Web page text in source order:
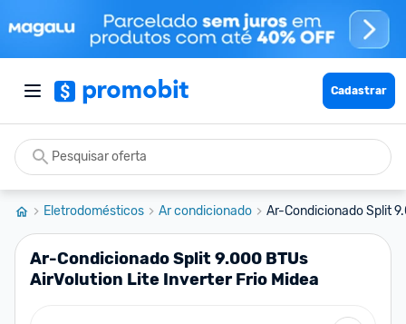
Cadastrar
Eletrodomésticos Ar condicionado Ar-Condicionado Split
Ar-Condicionado Split 9.000 BTUs
AirVolution Lite Inverter Frio Midea